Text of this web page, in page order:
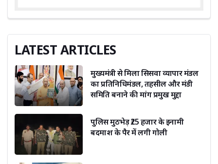
LATEST ARTICLES
मुख्यमंत्री से मिला सिसवा व्यापार मंडल
का प्रतिनिधिमंडल, तहसील और मंडी
समिति बनाने की मांग प्रमुख मुद्दा
पुलिस मुठभेड़ ₹25 हजार के इनामी
बदमाश के पैर में लगी गोली